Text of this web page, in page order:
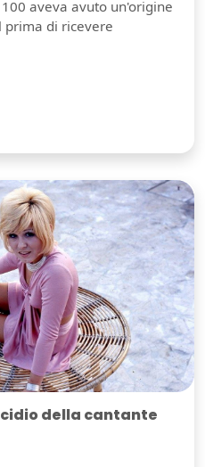
aveva avuto un'origine
prima di ricevere
della cantante